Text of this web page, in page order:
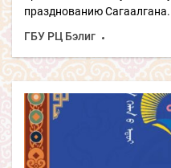
празднованию
ГБУ РЦ Бэлиг